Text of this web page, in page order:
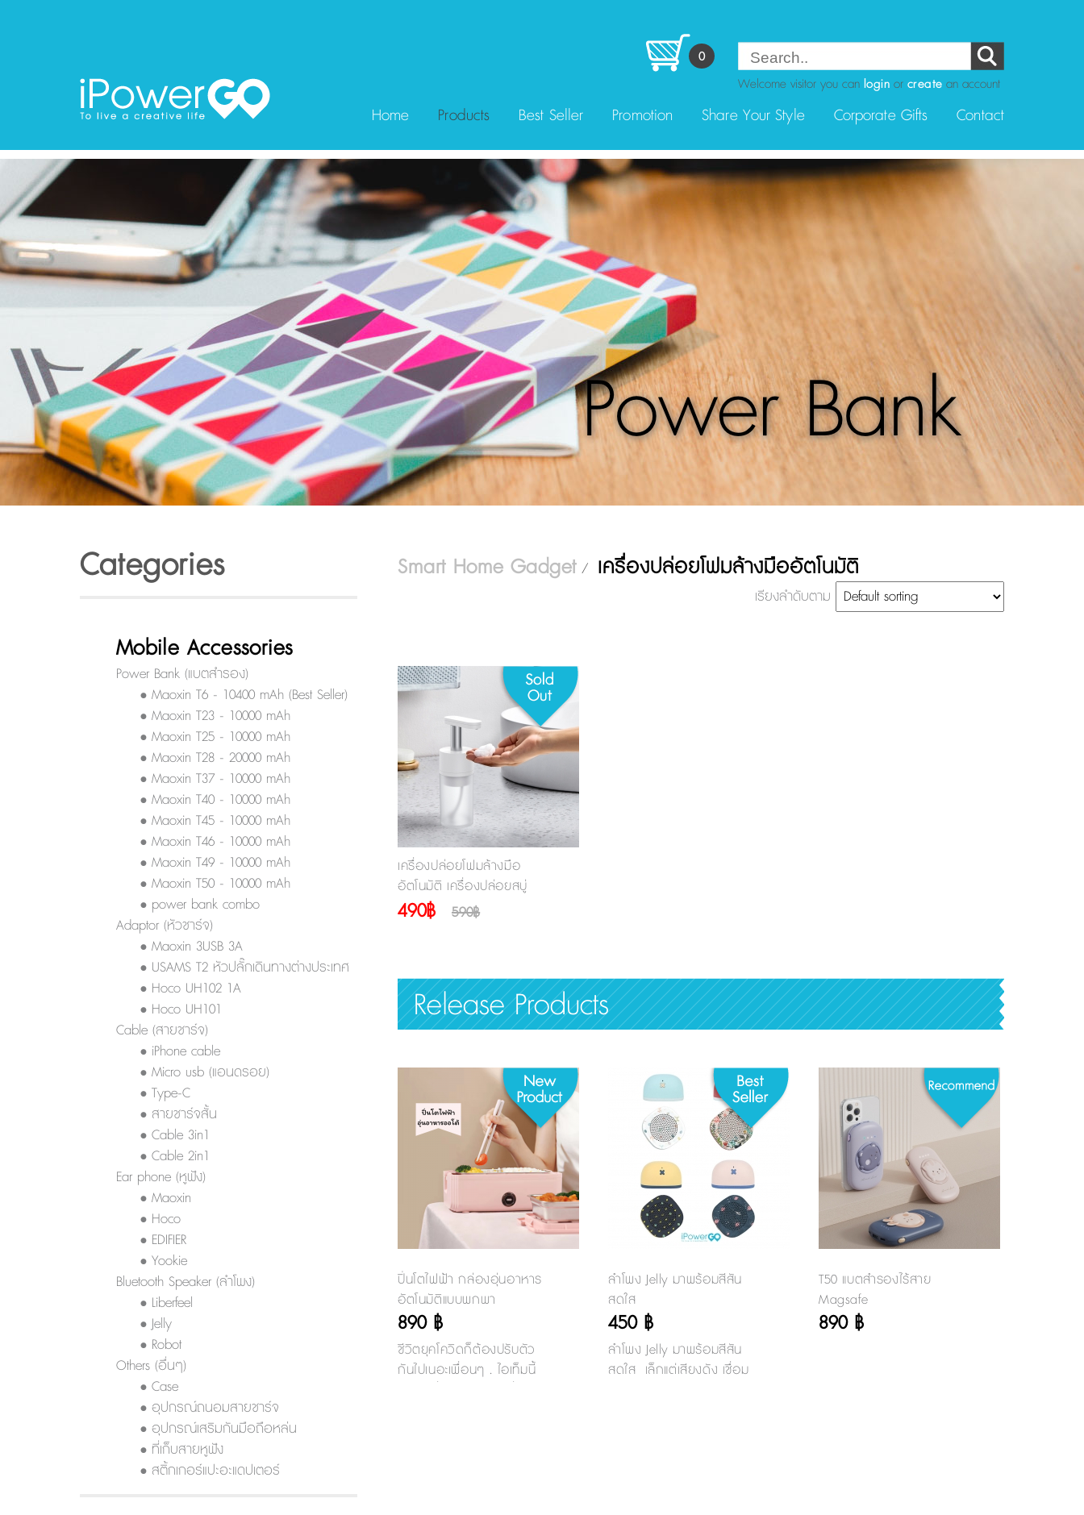
0
Welcome visitor you can login or create an account
Home Products Best Seller Promotion Share Your Style Corporate Gifts Contact
Power Bank
Categories
Mobile Accessories
Power Bank (แบตสำรอง)
• Maoxin T6 - 10400 mAh (Best Seller)
• Maoxin T23 - 10000 mAh
• Maoxin T25 - 10000 mAh
• Maoxin T28 - 20000 mAh
• Maoxin T37 - 10000 mAh
• Maoxin T40 - 10000 mAh
• Maoxin T45 - 10000 mAh
• Maoxin T46 - 10000 mAh
• Maoxin T49 - 10000 mAh
• Maoxin T50 - 10000 mAh
• power bank combo
Adaptor (หัวชาร์จ)
• Maoxin 3USB 3A
• USAMS T2 หัวปลั๊กเดินทางต่างประเทศ
• Hoco UH102 1A
• Hoco UH101
Cable (สายชาร์จ)
• iPhone cable
• Micro usb (แอนดรอย)
• Type-C
• สายชาร์จสั้น
• Cable 3in1
• Cable 2in1
Ear phone (หูฟัง)
• Maoxin
• Hoco
• EDIFIER
• Yookie
Bluetooth Speaker (ลำโพง)
• Liberfeel
• Jelly
• Robot
Others (อื่นๆ)
• Case
• อุปกรณ์ถนอมสายชาร์จ
• อุปกรณ์เสริมกันมือถือหล่น
• ที่เก็บสายหูฟัง
• สติ้กเกอร์แปะอะแดปเตอร์
Smart Home Gadget / เครื่องปล่อยโฟมล้างมืออัตโนมัติ
เรียงลำดับตาม
เครื่องปล่อยโฟมล้างมือ
อัตโนมัติ เครื่องปล่อยสบู่
เหลว
490฿ 590฿
Release Products
ปิ่นโตไฟฟ้า กล่องอุ่นอาหาร
อัตโนมัติแบบพกพา
890 ฿
ชีวิตยุคโควิดก็ต้องปรับตัว
กันไปเนอะเพื่อนๆ . ไอเท็มนี้
ลำโพง Jelly มาพร้อมสีสัน
สดใส
450 ฿
ลำโพง Jelly มาพร้อมสีสัน
สดใส เล็กแต่เสียงดัง เชื่อม
T50 แบตสำรองไร้สาย
Magsafe
890 ฿